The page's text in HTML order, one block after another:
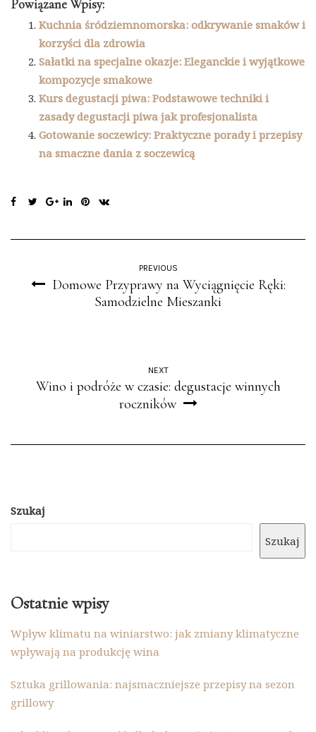
Powiązane Wpisy:
Kuchnia śródziemnomorska: odkrywanie smaków i
korzyści dla zdrowia
Sałatki na specjalne okazje: Eleganckie i wyjątkowe
kompozycje smakowe
Kurs degustacji piwa: Podstawowe techniki i
zasady degustacji piwa jak profesjonalista
Gotowanie soczewicy: Praktyczne porady i przepisy
na smaczne dania z soczewicą
PREVIOUS
Domowe Przyprawy na Wyciągnięcie Ręki:
Samodzielne Mieszanki
NEXT
Wino i podróże w czasie: degustacje winnych
roczników
Szukaj
Szukaj
Ostatnie wpisy
Wpływ klimatu na winiarstwo: jak zmiany klimatyczne
wpływają na produkcję wina
Sztuka grillowania: najsmaczniejsze przepisy na sezon
grillowy